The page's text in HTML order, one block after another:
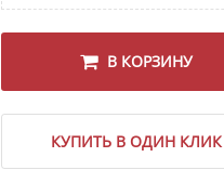
В КОРЗИНУ
КУПИТЬ В ОДИН КЛИК